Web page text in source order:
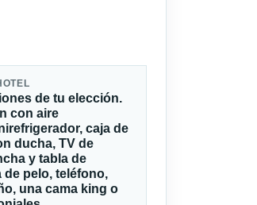
de tu elección.
con aire
caja de
ducha, TV de
y tabla de
de pelo, teléfono,
una cama king o